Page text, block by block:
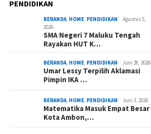
PENDIDIKAN
BERANDA, HOME, PENDIDIKAN
Agustus 5,
2026
SMA Negeri 7 Maluku Tengah
Rayakan HUT K…
BERANDA, HOME, PENDIDIKAN Juni 28, 2026
Umar Lessy Terpilih Aklamasi
Pimpin IKA …
BERANDA, HOME, PENDIDIKAN Juni 3, 2026
Matematika Masuk Empat Besar
Kota Ambon,…